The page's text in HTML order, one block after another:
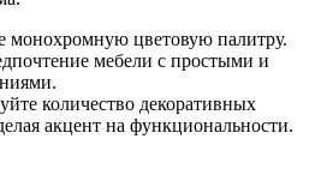
монохромную цветовую палитру.
мебели с простыми и
количество декоративных
акцент на функциональности.